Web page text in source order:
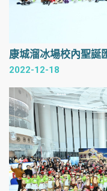
康城溜冰場校內聖誕
2022-12-18